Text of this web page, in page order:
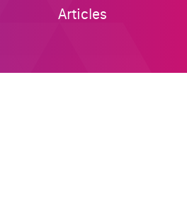
Articles